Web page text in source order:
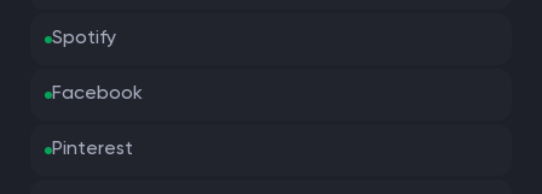
Spotify
Facebook
Pinterest